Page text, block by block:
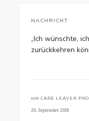
NACHRICHT
„Ich wünschte,
zurückkehren
von CARE LEAVER
26. September 2018